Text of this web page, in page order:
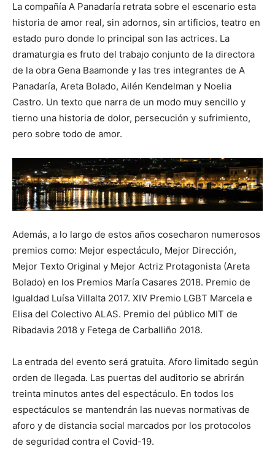
La compañía A Panadaría retrata sobre el escenario esta
historia de amor real, sin adornos, sin artificios, teatro en
estado puro donde lo principal son las actrices. La
dramaturgia es fruto del trabajo conjunto de la directora
de la obra Gena Baamonde y las tres integrantes de A
Panadaría, Areta Bolado, Ailén Kendelman y Noelia
Castro. Un texto que narra de un modo muy sencillo y
tierno una historia de dolor, persecución y sufrimiento,
pero sobre todo de amor.
Además, a lo largo de estos años cosecharon numerosos
premios como: Mejor espectáculo, Mejor Dirección,
Mejor Texto Original y Mejor Actriz Protagonista (Areta
Bolado) en los Premios María Casares 2018. Premio de
Igualdad Luísa Villalta 2017. XIV Premio LGBT Marcela e
Elisa del Colectivo ALAS. Premio del público MIT de
Ribadavia 2018 y Fetega de Carballiño 2018.
La entrada del evento será gratuita. Aforo limitado según
orden de llegada. Las puertas del auditorio se abrirán
treinta minutos antes del espectáculo. En todos los
espectáculos se mantendrán las nuevas normativas de
aforo y de distancia social marcados por los protocolos
de seguridad contra el Covid-19.